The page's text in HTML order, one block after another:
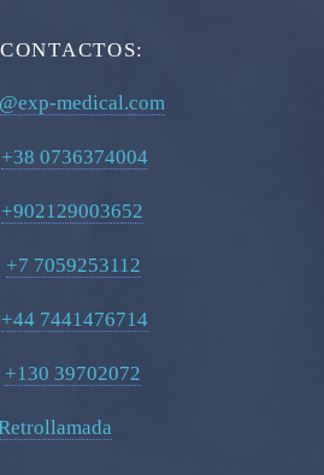
CONTACTOS:
medical.com
+38 0736374004
+902129003652
+7 7059253112
+44 7441476714
+130 39702072